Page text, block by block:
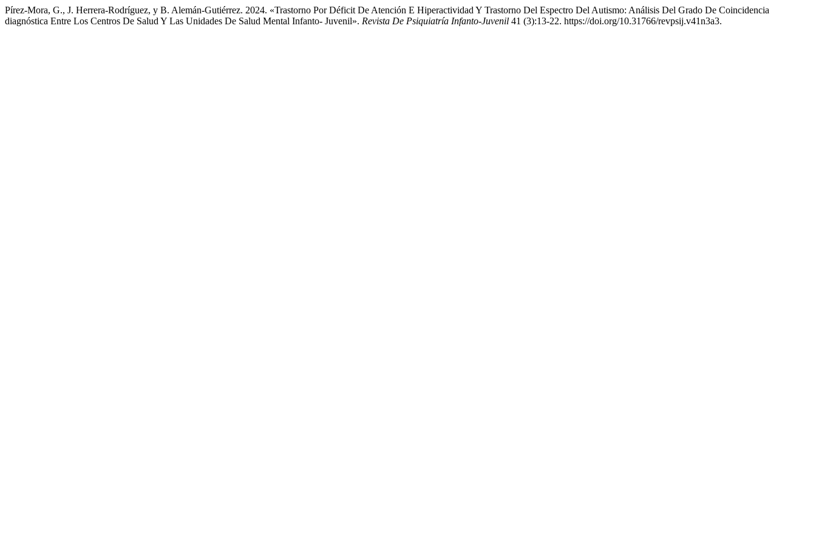
Pírez-Mora, G., J. Herrera-Rodríguez, y B. Alemán-Gutiérrez. 2024. «Trastorno Por Déficit De Atención E Hiperactividad Y Trastorno Del Espectro Del Autismo: Análisis Del Grado De Coincidencia
diagnóstica Entre Los Centros De Salud Y Las Unidades De Salud Mental Infanto- Juvenil». Revista De Psiquiatría Infanto-Juvenil 41 (3):13-22. https://doi.org/10.31766/revpsij.v41n3a3.